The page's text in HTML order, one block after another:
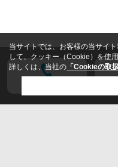
当サイトでは、お客様の当サイ
して、クッキー（Cookie）を使用
詳しくは、当社の 「Cookieの取